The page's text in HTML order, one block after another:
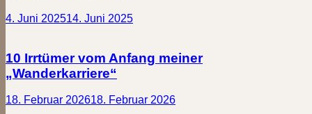
4. Juni 202514. Juni 2025
10 Irrtümer vom Anfang meiner
„Wanderkarriere“
18. Februar 202618. Februar 2026